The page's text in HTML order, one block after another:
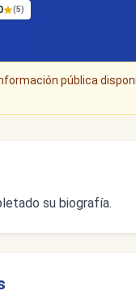
(5)
pública
su biografía.